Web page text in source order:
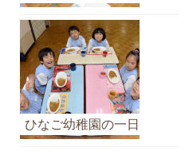
ひなご幼稚園の一日